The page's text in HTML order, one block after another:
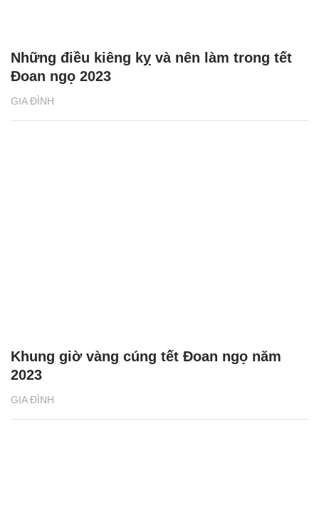
GIA ĐÌNH
Những điều kiêng kỵ và nên làm trong tết
Đoan ngọ 2023
GIA ĐÌNH
Khung giờ vàng cúng tết Đoan ngọ năm
2023